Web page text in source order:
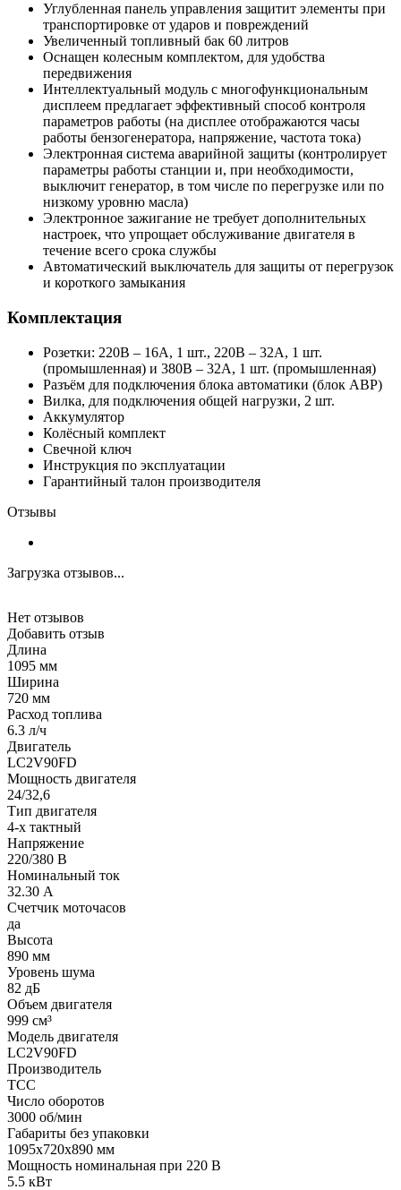
Углубленная панель управления защитит элементы при
транспортировке от ударов и повреждений
Увеличенный топливный бак 60 литров
Оснащен колесным комплектом, для удобства
передвижения
Интеллектуальный модуль с многофункциональным
дисплеем предлагает эффективный способ контроля
параметров работы (на дисплее отображаются часы
работы бензогенератора, напряжение, частота тока)
Электронная система аварийной защиты (контролирует
параметры работы станции и, при необходимости,
выключит генератор, в том числе по перегрузке или по
низкому уровню масла)
Электронное зажигание не требует дополнительных
настроек, что упрощает обслуживание двигателя в
течение всего срока службы
Автоматический выключатель для защиты от перегрузок
и короткого замыкания
Комплектация
Розетки: 220В – 16А, 1 шт., 220В – 32А, 1 шт.
(промышленная) и 380В – 32А, 1 шт. (промышленная)
Разъём для подключения блока автоматики (блок АВР)
Вилка, для подключения общей нагрузки, 2 шт.
Аккумулятор
Колёсный комплект
Свечной ключ
Инструкция по эксплуатации
Гарантийный талон производителя
Отзывы
Загрузка отзывов...
Нет отзывов
Добавить отзыв
Длина
1095 мм
Ширина
720 мм
Расход топлива
6.3 л/ч
Двигатель
LC2V90FD
Мощность двигателя
24/32,6
Тип двигателя
4-х тактный
Напряжение
220/380 В
Номинальный ток
32.30 А
Счетчик моточасов
да
Высота
890 мм
Уровень шума
82 дБ
Объем двигателя
999 см³
Модель двигателя
LC2V90FD
Производитель
ТСС
Число оборотов
3000 об/мин
Габариты без упаковки
1095х720х890 мм
Мощность номинальная при 220 В
5.5 кВт